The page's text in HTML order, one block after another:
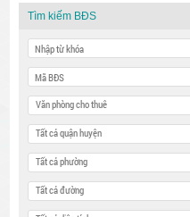
Tìm kiếm BĐS
Văn phòng cho thuê
Tất cả quận huyện
Tất cả phường
Tất cả đường